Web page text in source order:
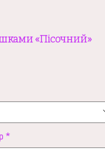
«Пісочний»
*